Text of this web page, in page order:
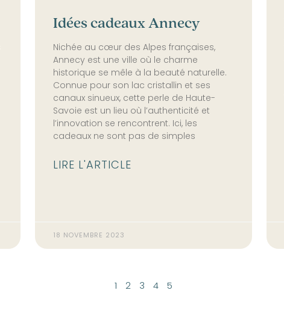
Idées cadeaux Annecy
Nichée au cœur des Alpes françaises,
Annecy est une ville où le charme
historique se mêle à la beauté naturelle.
Connue pour son lac cristallin et ses
canaux sinueux, cette perle de Haute-
Savoie est un lieu où l’authenticité et
l’innovation se rencontrent. Ici, les
cadeaux ne sont pas de simples
LIRE L'ARTICLE
18 NOVEMBRE 2023
1 2 3 4 5